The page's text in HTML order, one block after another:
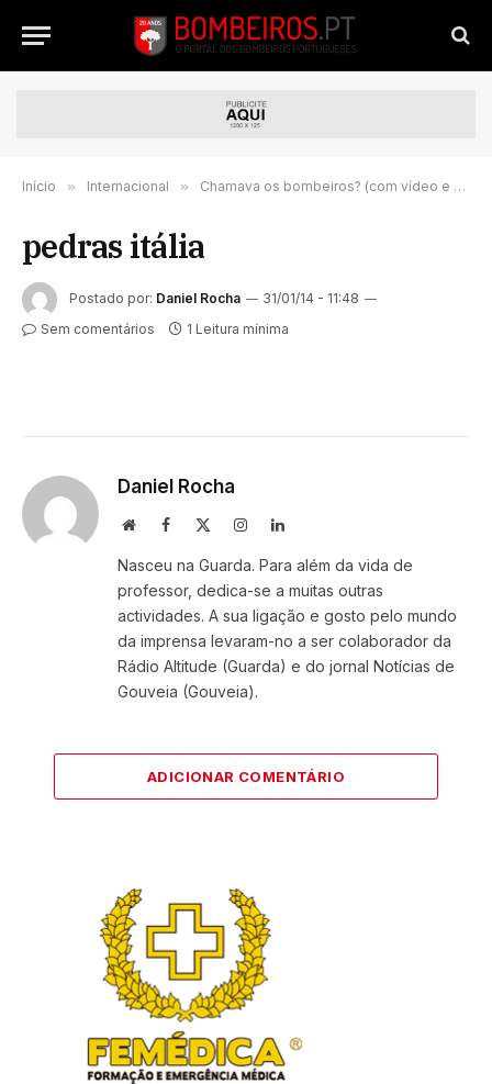
Início » Internacional » Chamava os bombeiros? (com vídeo e galeria)
pedras itália
Postado por: Daniel Rocha
31/01/14 - 11:48
Sem comentários
1 Leitura mínima
Daniel Rocha
WebsiteFacebook InstagramLinkedIn
Nasceu na Guarda. Para além da vida de
professor, dedica-se a muitas outras
actividades. A sua ligação e gosto pelo mundo
da imprensa levaram-no a ser colaborador da
Rádio Altitude (Guarda) e do jornal Notícias de
Gouveia (Gouveia).
ADICIONAR COMENTÁRIO